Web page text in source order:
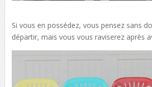
Si vous en possédez, vous pensez sans
départir, mais vous vous raviserez après